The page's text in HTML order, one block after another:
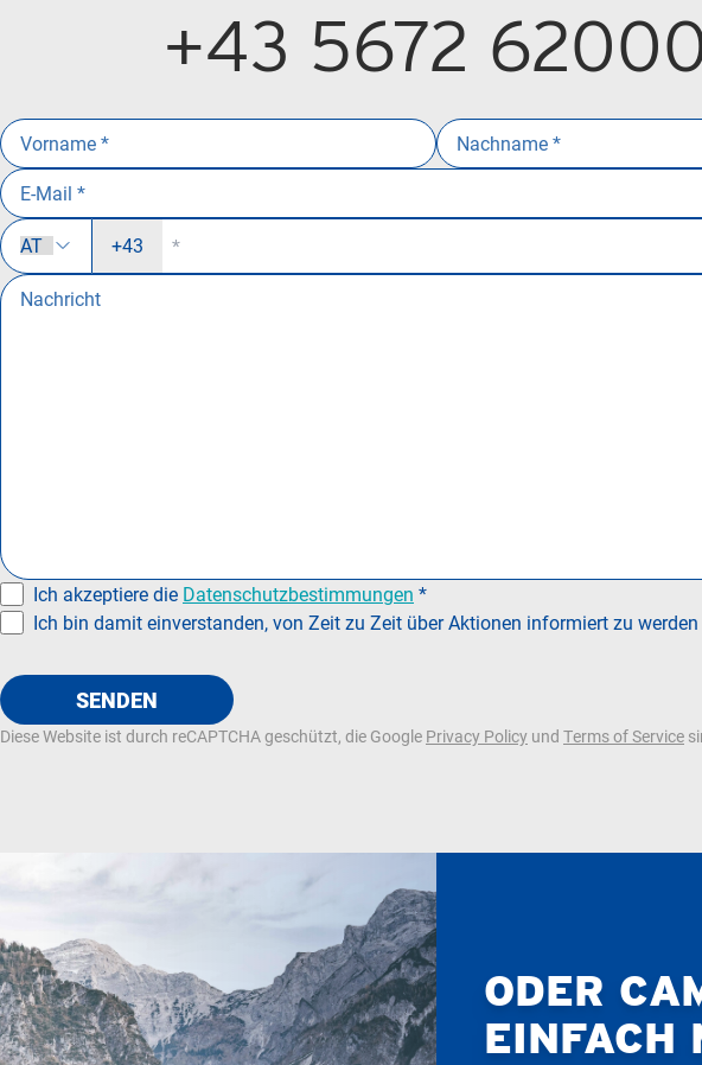
+43 5672
+43
Ich akzeptiere die Datenschutzbestimmungen *
Ich bin damit einverstanden, von Zeit zu Zeit über Aktionen informiert zu werden
SENDEN
Diese Website ist durch reCAPTCHA geschützt, die Google Privacy Policy und Terms of Service
ODER
EINFACH